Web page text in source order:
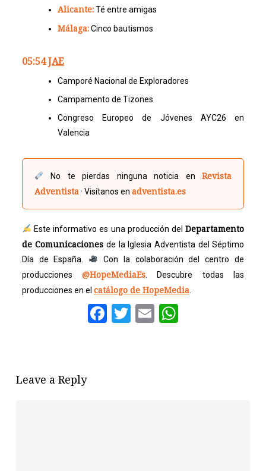
Alicante:Té entre amigas
Málaga:Cinco bautismos
05:54JAE
Camporé Nacional de Exploradores
Campamento de Tizones
Congreso Europeo de Jóvenes AYC26 en
Valencia
No te pierdas ninguna noticia enRevista
Adventista· Visítanos en adventista.es
Este informativo es una producción delDepartamento
de Comunicaciones de la Iglesia Adventista del Séptimo
Día de España.
Con la colaboración del centro de
producciones@HopeMediaEs . Descubre todas las
producciones en el catálogo de HopeMedia.
Facebook
Twitter
Email
Leave a Reply